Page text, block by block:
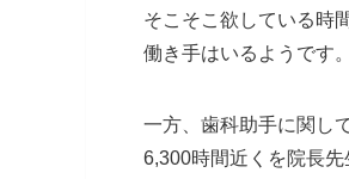
そこそこ欲している時
働き手はいるようです。
一方、歯科助手に関し
6,300時間近くを院長